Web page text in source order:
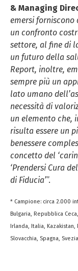
& Managing
emersi forniscono
un confronto
settore, al fine di
un futuro della
Report, inoltre,
sempre più un
lato umano
necessità di
un elemento che,
risulta essere un
benessere
concetto del
‘Prendersi Cura
di Fiducia’”.
* Campione: circa 2.000
Bulgaria, Repubblica
Irlanda, Italia, Kazakistan,
Slovacchia, Spagna,